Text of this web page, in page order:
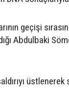
geçişi
Abdulbaki
üstlenerek